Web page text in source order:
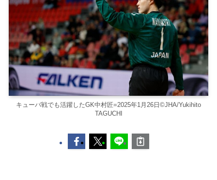
キューバ戦でも活躍したGK中村匠=2025年1月26日©JHA/Yukihito
TAGUCHI